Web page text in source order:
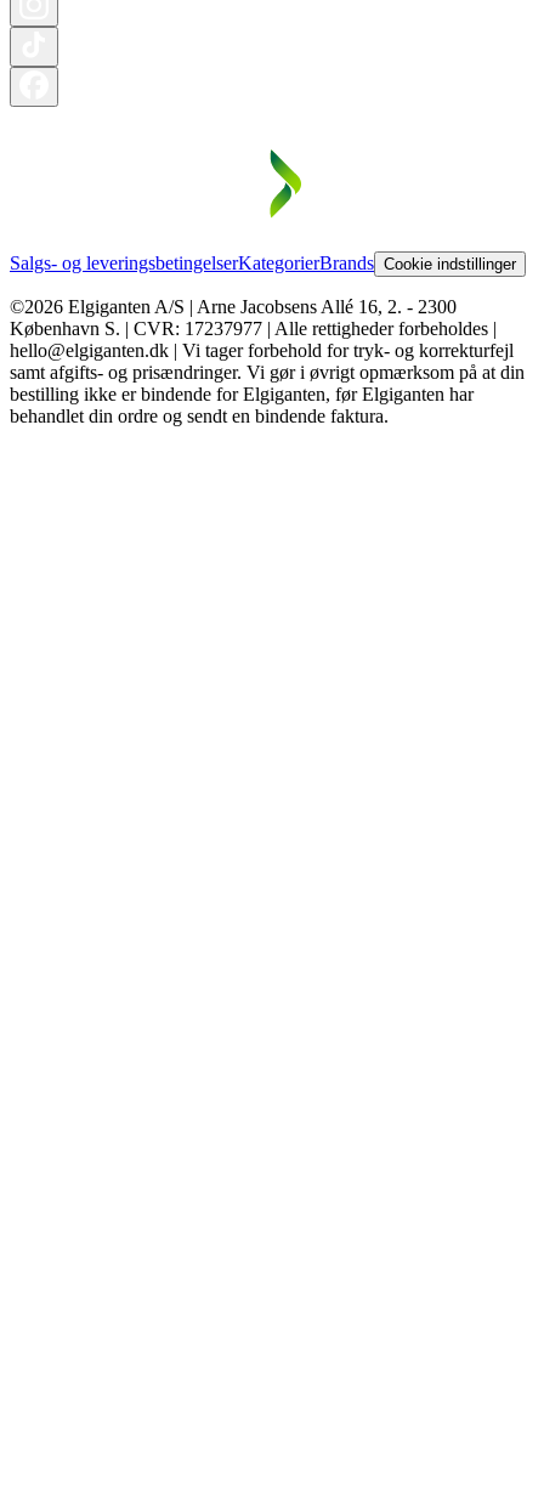
Salgs- og leveringsbetingelserKategorierBrands Cookie indstillinger
©2026 Elgiganten A/S | Arne Jacobsens Allé 16, 2. - 2300
København S. | CVR: 17237977 | Alle rettigheder forbeholdes |
hello@elgiganten.dk | Vi tager forbehold for tryk- og korrekturfejl
samt afgifts- og prisændringer. Vi gør i øvrigt opmærksom på at din
bestilling ikke er bindende for Elgiganten, før Elgiganten har
behandlet din ordre og sendt en bindende faktura.